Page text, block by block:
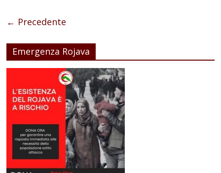
← Precedente
Emergenza Rojava